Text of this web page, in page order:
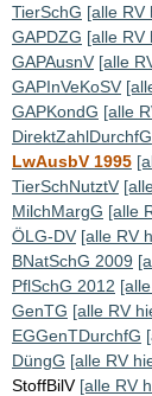
TierSchG [alle RV
GAPDZG [alle RV
GAPAusnV [alle
GAPInVeKoSV
GAPKondG [alle
DirektZahlDurchfG
LwAusbV 1995
TierSchNutztV
MilchMargG [alle
ÖLG-DV [alle RV
BNatSchG 2009
PflSchG 2012
GenTG [alle RV
EGGenTDurchfG
DüngG [alle RV
StoffBilV [alle RV